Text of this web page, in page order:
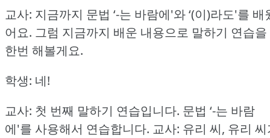
교사: 지금까지 문법 ‘-는 바람에'와 ‘(이)라도'를 배
어요. 그럼 지금까지 배운 내용으로 말하기 연습을
한번 해볼게요.
학생: 네!
교사: 첫 번째 말하기 연습입니다. 문법 ‘-는 바람
에'를 사용해서 연습합니다. 교사: 유리 씨, 유리